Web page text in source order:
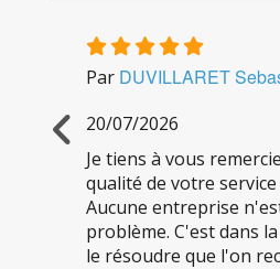
Performances de la
Les tests sont effectués
Par DUVILLARET
20/07/2026
Je tiens à vous
qualité de votre
Aucune entreprise
problème. C'est dans
le résoudre que l'on